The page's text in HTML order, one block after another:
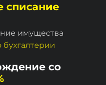
списание
имущества
бухгалтерии
со